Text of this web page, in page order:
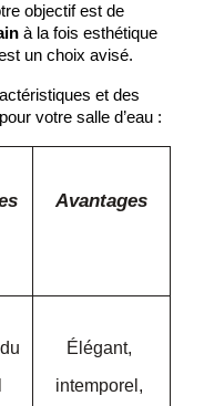
à la fois esthétique
un choix avisé.
et des
votre salle d’eau :
Avantages
Élégant,
intemporel,